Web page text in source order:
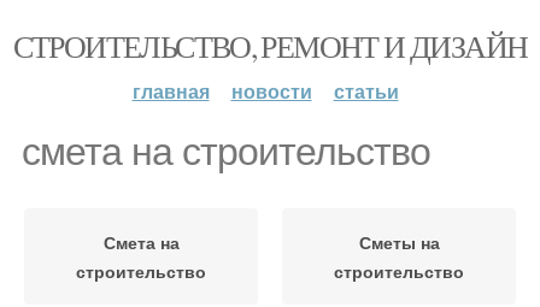
СТРОИТЕЛЬСТВО, РЕМОНТ И ДИЗАЙН
главная новости статьи
смета на строительство
Смета на
строительство
Сметы на
строительство